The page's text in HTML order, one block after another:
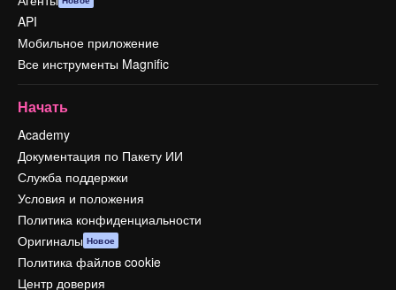
API
Мобильное приложение
Все инструменты Magnific
Начать
Academy
Документация по Пакету ИИ
Служба поддержки
Условия и положения
Политика конфиденциальности
Оригиналы Новое
Политика файлов cookie
Центр доверия